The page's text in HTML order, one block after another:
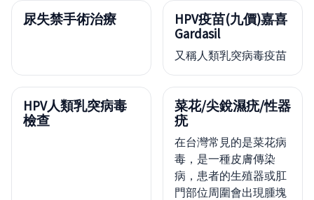
尿失禁手術治療
HPV疫苗(九價)嘉喜
Gardasil
又稱人類乳突病毒疫苗
HPV人類乳突病毒
檢查
菜花/尖銳濕疣/性器
疣
在台灣常見的是菜花病
毒，是一種皮膚傳染
病，患者的生殖器或肛
門部位周圍會出現腫塊